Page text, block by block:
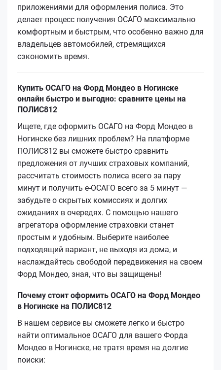
приложениями для оформления полиса. Это
делает процесс получения ОСАГО максимально
комфортным и быстрым, что особенно важно для
владельцев автомобилей, стремящихся
сэкономить время.
Купить ОСАГО на Форд Мондео в Ногинске
онлайн быстро и выгодно: сравните цены на
ПОЛИС812
Ищете, где оформить ОСАГО на Форд Мондео в
Ногинске без лишних проблем? На платформе
ПОЛИС812 вы сможете быстро сравнить
предложения от лучших страховых компаний,
рассчитать стоимость полиса всего за пару
минут и получить е-ОСАГО всего за 5 минут —
забудьте о скрытых комиссиях и долгих
ожиданиях в очередях. С помощью нашего
агрегатора оформление страховки станет
простым и удобным. Выберите наиболее
подходящий вариант, не выходя из дома, и
наслаждайтесь свободой передвижения на своем
Форд Мондео, зная, что вы защищены!
Почему стоит оформить ОСАГО на Форд Мондео
в Ногинске на ПОЛИС812
В нашем сервисе вы сможете легко и быстро
найти оптимальное ОСАГО для вашего Форда
Мондео в Ногинске, не тратя время на долгие
поиски: